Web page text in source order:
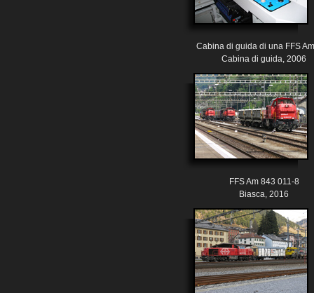
Cabina di guida di una FFS
Cabina di guida, 2006
FFS Am 843 011-8
Biasca, 2016